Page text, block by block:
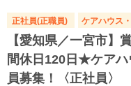
正社員(正職員) ケアハウス
【愛知県／一宮市】
間休日120日★ケアハ
員募集！〈正社員〉